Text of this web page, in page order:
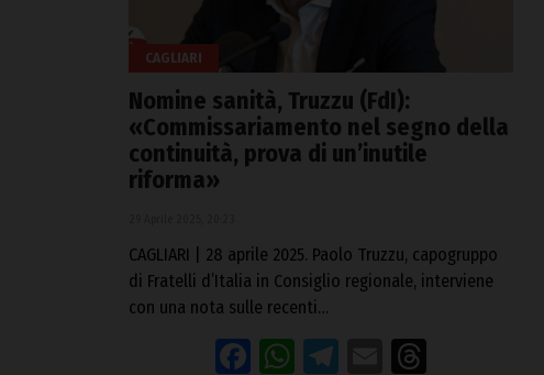
CAGLIARI
Nomine sanità, Truzzu (FdI):
«Commissariamento nel segno della
continuità, prova di un’inutile
riforma»
CAGLIARI | 28 aprile 2025. Paolo Truzzu, capogruppo
di Fratelli d’Italia in Consiglio regionale, interviene
con una nota sulle recenti…
Facebook
WhatsApp
Telegram
Email